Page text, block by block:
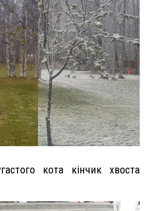
кота кінчик хвоста